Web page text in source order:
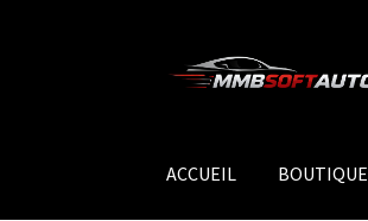
Aller
Aller
ACCUEIL BOUTIQUE